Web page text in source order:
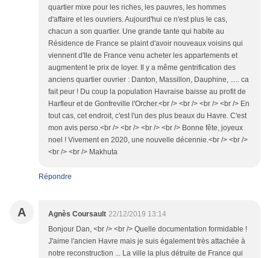
quartier mixe pour les riches, les pauvres, les hommes
d'affaire et les ouvriers. Aujourd'hui ce n'est plus le cas,
chacun a son quartier. Une grande tante qui habite au
Résidence de France se plaint d'avoir nouveaux voisins qui
viennent d'Ile de France venu acheter les appartements et
augmentent le prix de loyer. Il y a même gentrification des
anciens quartier ouvrier : Danton, Massillon, Dauphine, ..... ca
fait peur ! Du coup la population Havraise baisse au profit de
Harfleur et de Gonfreville l'Orcher.<br /> <br /> <br /> <br /> En
tout cas, cet endroit, c'est l'un des plus beaux du Havre. C'est
mon avis perso.<br /> <br /> <br /> <br /> Bonne fête, joyeux
noel ! Vivement en 2020, une nouvelle décennie.<br /> <br />
<br /> <br /> Makhuta
Répondre
A Agnès Coursault 22/12/2019 13:14
Bonjour Dan, <br /> <br /> Quelle documentation formidable !
J'aime l'ancien Havre mais je suis également très attachée à
notre reconstruction ... La ville la plus détruite de France qui